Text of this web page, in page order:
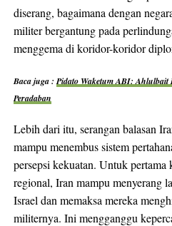
diserang, bagaimana dengan
militer bergantung pada
menggema di koridor-koridor
Baca juga :Pidato Waketum ABI: Ahlulbait
Peradaban
Lebih dari itu, serangan balasan
mampu menembus sistem
persepsi kekuatan. Untuk
regional, Iran mampu menyerang
Israel dan memaksa mereka
militernya. Ini mengganggu